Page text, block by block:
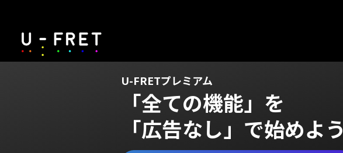
U-FRETプレミアム
「全ての機能」を
「広告なし」で始めよう